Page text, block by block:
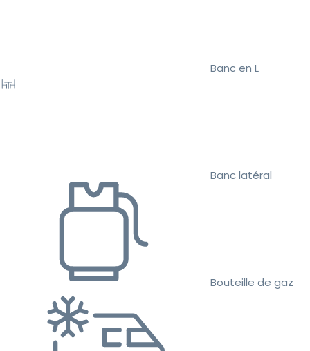
Banc en L
Banc latéral
Bouteille de gaz